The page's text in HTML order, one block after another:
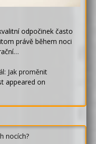
odpočinek často
právě během noci
Jak proměnit
appeared on
nocích?